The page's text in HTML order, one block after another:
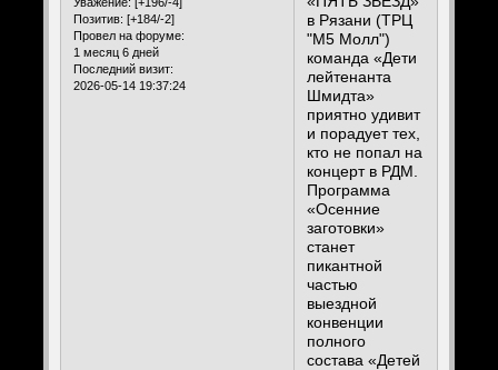
Позитив: [+184/-2]
Провел на форуме:
1 месяц 6 дней
Последний визит:
2026-05-14 19:37:24
в Рязани (ТРЦ
"М5 Молл")
команда «Дети
лейтенанта
Шмидта»
приятно удивит
и порадует тех,
кто не попал на
концерт в РДМ.
Программа
«Осенние
заготовки»
станет
пикантной
частью
выездной
конвенции
полного
состава «Детей